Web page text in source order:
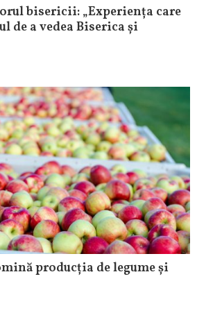
bisericii: „Experiența care
de a vedea Biserica și
producția de legume și